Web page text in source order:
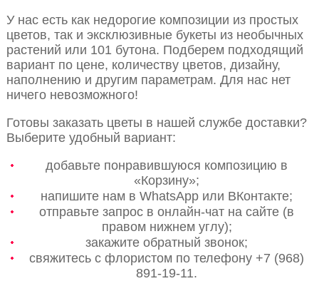
У нас есть как недорогие композиции из простых
цветов, так и эксклюзивные букеты из необычных
растений или 101 бутона. Подберем подходящий
вариант по цене, количеству цветов, дизайну,
наполнению и другим параметрам. Для нас нет
ничего невозможного!
Готовы заказать цветы в нашей службе доставки?
Выберите удобный вариант:
добавьте понравившуюся композицию в
«Корзину»;
напишите нам в WhatsApp или ВКонтакте;
отправьте запрос в онлайн-чат на сайте (в
правом нижнем углу);
закажите обратный звонок;
свяжитесь с флористом по телефону +7 (968)
891-19-11.